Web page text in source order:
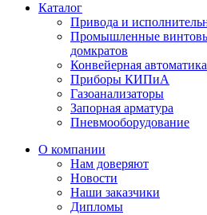
Каталог
Привода и
Промышленные
домкратов
Конвейерная автоматика
Приборы КИПиА
Газоанализаторы
Запорная арматура
Пневмооборудование
О компании
Нам доверяют
Новости
Наши заказчики
Дипломы